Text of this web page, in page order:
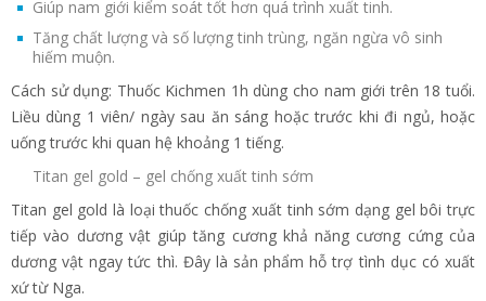
Giúp nam giới kiểm soát tốt hơn quá trình xuất tinh.
Tăng chất lượng và số lượng tinh trùng, ngăn ngừa vô sinh
hiếm muộn.
Cách sử dụng: Thuốc Kichmen 1h dùng cho nam giới trên 18 tuổi.
Liều dùng 1 viên/ ngày sau ăn sáng hoặc trước khi đi ngủ, hoặc
uống trước khi quan hệ khoảng 1 tiếng.
Titan gel gold – gel chống xuất tinh sớm
Titan gel gold là loại thuốc chống xuất tinh sớm dạng gel bôi trực
tiếp vào dương vật giúp tăng cương khả năng cương cứng của
dương vật ngay tức thì. Đây là sản phẩm hỗ trợ tình dục có xuất
xứ từ Nga.